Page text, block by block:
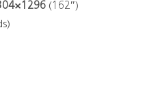
(162″)